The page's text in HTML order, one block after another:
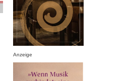
Anzeige